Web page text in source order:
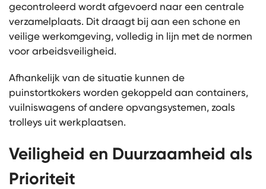
gecontroleerd wordt afgevoerd naar een centrale
verzamelplaats. Dit draagt bij aan een schone en
veilige werkomgeving, volledig in lijn met de normen
voor arbeidsveiligheid.
Afhankelijk van de situatie kunnen de
puinstortkokers worden gekoppeld aan containers,
vuilniswagens of andere opvangsystemen, zoals
trolleys uit werkplaatsen.
Veiligheid en Duurzaamheid als
Prioriteit